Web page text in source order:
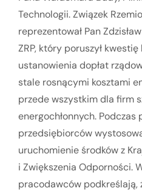
Technologii. Związek
reprezentował Pan
ZRP, który poruszył
ustanowienia dopłat
stale rosnącymi kosztami
przede wszystkim dla firm
energochłonnych.
przedsiębiorców
uruchomienie środków z
i Zwiększenia Odporności.
pracodawców podkreślają,